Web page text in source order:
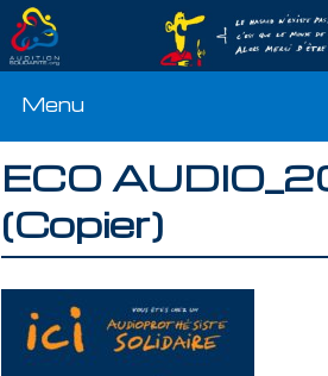
Menu
ECO
(Copier)